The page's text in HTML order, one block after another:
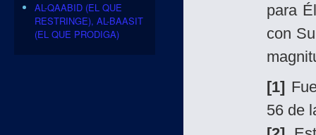
para
con
[1]
56 de
AL-QAABID (EL QUE
RESTRINGE), AL-BAASIT
(EL QUE PRODIGA)